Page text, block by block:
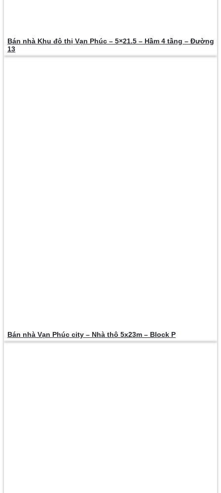
Bán nhà Khu đô thị Vạn Phúc – 5×21.5 – Hầm 4 tầng – Đường
13
Bán nhà Vạn Phúc city – Nhà thô 5x23m – Block P